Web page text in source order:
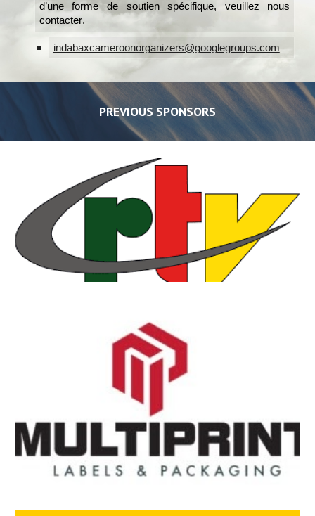
d’une forme de soutien spécifique, veuillez nous
contacter.
indabaxcameroonorganizers@googlegroups.com
PREVIOUS SPONSORS